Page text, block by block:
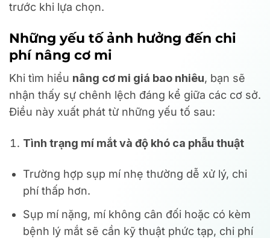
trước khi lựa chọn.
Những yếu tố ảnh hưởng đến chi
phí nâng cơ mi
Khi tìm hiểu nâng cơ mi giá bao nhiêu, bạn sẽ
nhận thấy sự chênh lệch đáng kể giữa các cơ sở.
Điều này xuất phát từ những yếu tố sau:
Tình trạng mí mắt và độ khó ca phẫu thuật
Trường hợp sụp mí nhẹ thường dễ xử lý, chi
phí thấp hơn.
Sụp mí nặng, mí không cân đối hoặc có kèm
bệnh lý mắt sẽ cần kỹ thuật phức tạp, chi phí